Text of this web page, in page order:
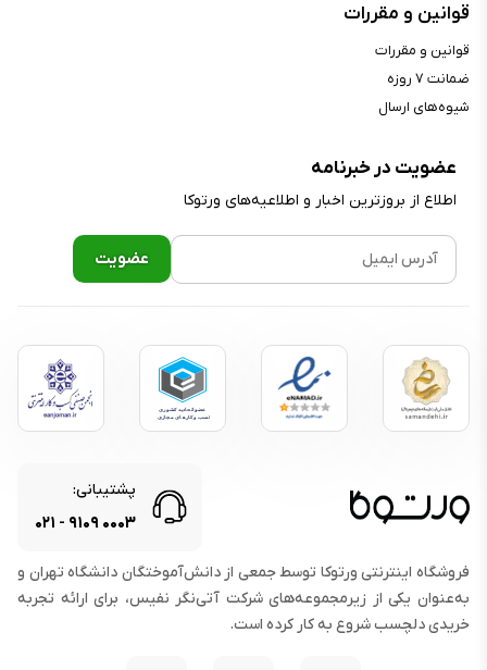
عضویت در خبرنامه
اطلاع از بروز‌ترین اخبار و اطلاعیه‌های ورتوکا
قوانین و مقررات
قوانین و مقررات
ضمانت ۷ روزه
شیوه‌های ارسال
پشتیبانی:
۰۰۰۳ ۹۱۰۹ - ۰۲۱
فروشگاه اینترنتی ورتوکا توسط جمعی از دانش‌آموختگان دانشگاه تهران و
به‌عنوان یکی از زیرمجموعه‌های شرکت آتی‌نگر نفیس، برای ارائه تجربه
خریدی دلچسب شروع به کار کرده است.